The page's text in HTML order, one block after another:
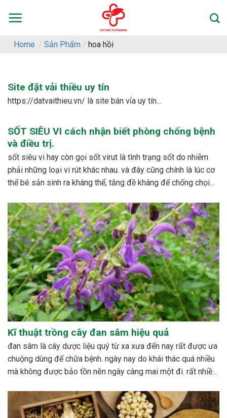
Home / Sản Phẩm / hoa hồi
Site đặt vải thiều uy tín
https://datvaithieu.vn/ là site bán vỉa uy tín...
SỐT SIÊU VI cách nhận biết phòng chống bệnh
và điều trị.
sốt siêu vi hay còn gọi sốt virut là tình trạng sốt do nhiễm
phải những loại vi rút khác nhau. và đây cũng chính là lúc cơ
thể bé sản sinh ra kháng thể, tăng đề kháng để chống chọi
Kĩ thuật trồng cây đan sâm hiệu quả
đan sâm là cây dược liệu quý từ xa xưa đến nay rất được ưa
chuộng dùng để chữa bệnh. ngày nay do khái thác quá nhiều
mà không được bảo tồn nên ngày càng mai một đi. rất nhiều